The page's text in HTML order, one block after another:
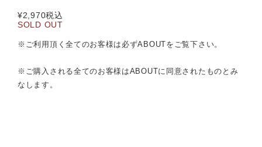
¥2,970税込
SOLD OUT
※ご利用頂く全てのお客様は必ずABOUTをご覧下さい。
※ご購入される全てのお客様はABOUTに同意されたものとみ
なします。